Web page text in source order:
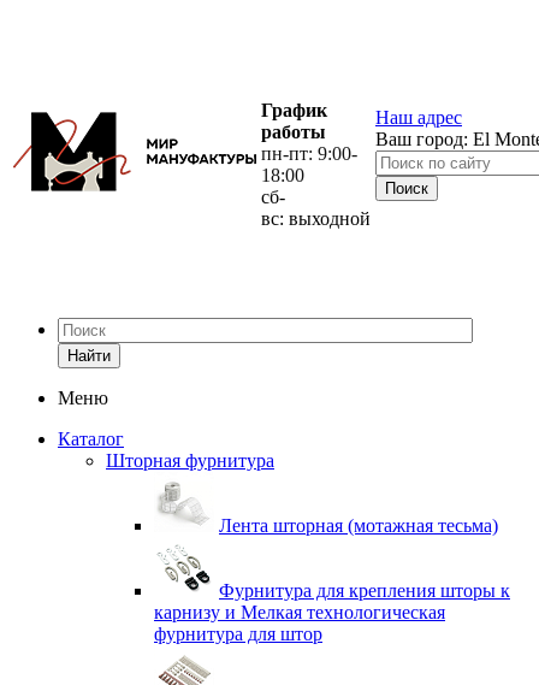
График
работы
пн-пт: 9:00-
18:00
сб-
вс: выходной
Наш адрес
Ваш город: El
Найти
Меню
Каталог
Шторная фурнитура
Лента шторная (мотажная тесьма)
Фурнитура для крепления шторы к
карнизу и Мелкая технологическая
фурнитура для штор